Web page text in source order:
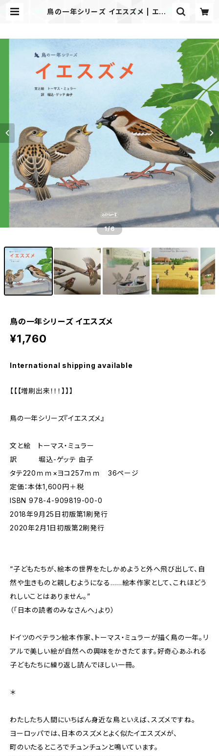
鳥の一年シリーズ イエスズメ | エディ
1/6
鳥の一年シリーズ イエスズメ
¥1,760
International shipping available
【【【増刷出来！！！】】】
鳥の一年シリーズ『イエスズメ』
文と絵 トーマス・ミュラー
訳 堀込-ゲッテ 由子
タテ220ｍｍ×ヨコ257ｍｍ 36ページ
定価：本体1,600円＋税
ISBN 978-4-909819-00-0
2018年9月25日初版第1刷発行
2020年2月1日初版第2刷発行
“子どもたちが、絵本の世界をたしかめようと外へ飛び出して、自
然や生きものと親しむようになる……絵本作家として、これほどう
れしいことはありません。”
（「日本の読者のみなさんへ」より）
ドイツのベテラン絵本作家、トーマス・ミュラーが描く鳥の一年。リ
アルで美しい絵が自然への興味をかきたてます。好奇心あふれる
子どもたちに繰り返し読んでほしい一冊。
​＊
わたしたち人間にいちばん身近な鳥といえば、スズメですね。
ヨーロッパでは、日本のスズメとよく似たイエスズメが、
町のいたるところでチュンチュンと鳴いています。